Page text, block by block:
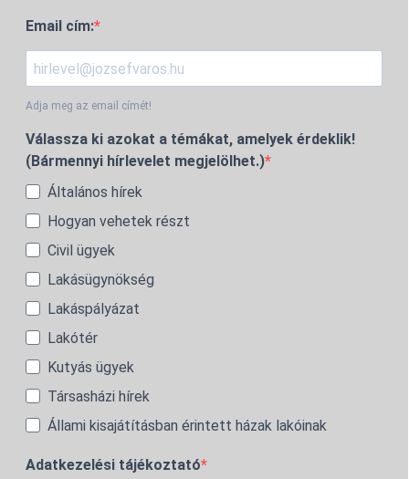
Email cím:
Adja meg az email címét!
Válassza ki azokat a témákat, amelyek érdeklik!
(Bármennyi hírlevelet megjelölhet.)
Általános hírek
Hogyan vehetek részt
Civil ügyek
Lakásügynökség
Lakáspályázat
Lakótér
Kutyás ügyek
Társasházi hírek
Állami kisajátításban érintett házak lakóinak
Adatkezelési tájékoztató